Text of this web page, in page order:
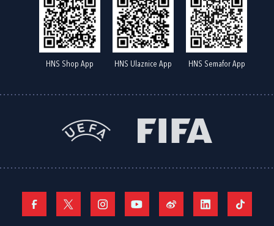
HNS Shop App HNS Ulaznice App HNS Semafor App